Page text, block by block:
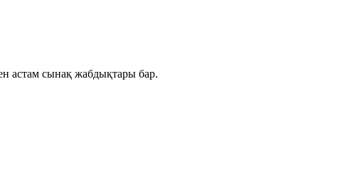
астам сынақ жабдықтары бар.